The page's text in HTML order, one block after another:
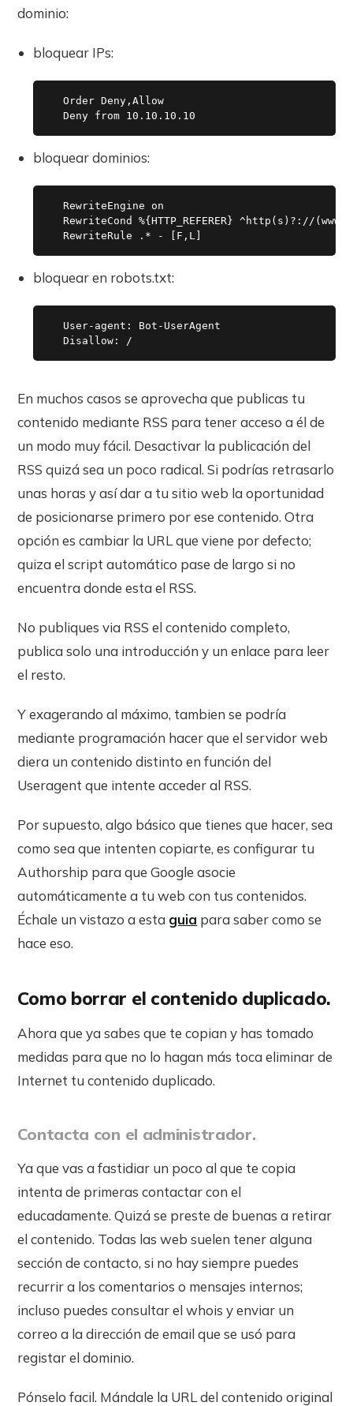
dominio:
bloquear IPs:
  Order Deny,Allow
bloquear dominios:
  RewriteEngine on
RewriteCond %{HTTP_REFERER} ^http(s)?://
bloquear en robots.txt:
  User-agent: Bot-UserAgent
En muchos casos se aprovecha que publicas tu
contenido mediante RSS para tener acceso a él de
un modo muy fácil. Desactivar la publicación del
RSS quizá sea un poco radical. Si podrías retrasarlo
unas horas y así dar a tu sitio web la oportunidad
de posicionarse primero por ese contenido. Otra
opción es cambiar la URL que viene por defecto;
quiza el script automático pase de largo si no
encuentra donde esta el RSS.
No publiques via RSS el contenido completo,
publica solo una introducción y un enlace para leer
el resto.
Y exagerando al máximo, tambien se podría
mediante programación hacer que el servidor web
diera un contenido distinto en función del
Useragent que intente acceder al RSS.
Por supuesto, algo básico que tienes que hacer, sea
como sea que intenten copiarte, es configurar tu
Authorship para que Google asocie
automáticamente a tu web con tus contenidos.
Échale un vistazo a esta guia para saber como se
hace eso.
Como borrar el contenido duplicado.
Ahora que ya sabes que te copian y has tomado
medidas para que no lo hagan más toca eliminar de
Internet tu contenido duplicado.
Contacta con el administrador.
Ya que vas a fastidiar un poco al que te copia
intenta de primeras contactar con el
educadamente. Quizá se preste de buenas a retirar
el contenido. Todas las web suelen tener alguna
sección de contacto, si no hay siempre puedes
recurrir a los comentarios o mensajes internos;
incluso puedes consultar el whois y enviar un
correo a la dirección de email que se usó para
registar el dominio.
Pónselo facil. Mándale la URL del contenido original